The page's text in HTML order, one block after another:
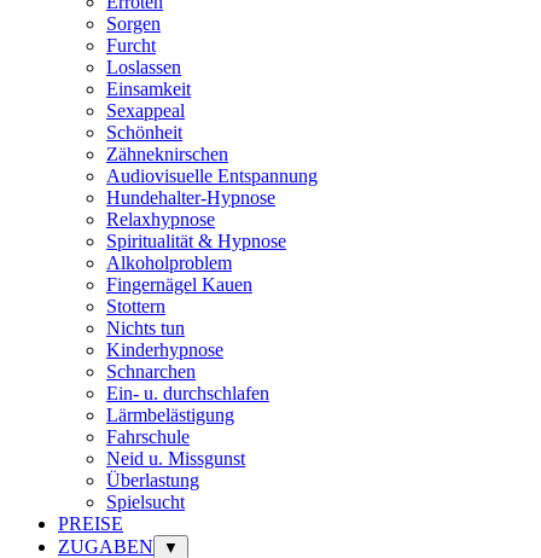
Sorgen
Furcht
Loslassen
Einsamkeit
Sexappeal
Schönheit
Zähneknirschen
Audiovisuelle Entspannung
Hundehalter-Hypnose
Relaxhypnose
Spiritualität & Hypnose
Alkoholproblem
Fingernägel Kauen
Stottern
Nichts tun
Kinderhypnose
Schnarchen
Ein- u. durchschlafen
Lärmbelästigung
Fahrschule
Neid u. Missgunst
Überlastung
Spielsucht
PREISE
ZUGABEN
▼